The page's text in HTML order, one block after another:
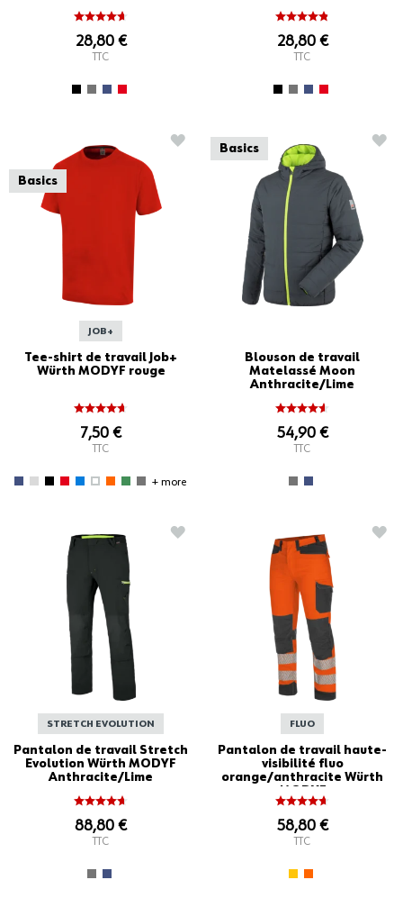
28,80 €
TTC
28,80 €
TTC
Basics
JOB+
Tee-shirt de travail Job+
Würth MODYF rouge
7,50 €
TTC
+ more
AJOUTER À LA LISTE D'ACHATS
Basics
Blouson de travail
Matelassé Moon
Anthracite/Lime
54,90 €
TTC
STRETCH EVOLUTION
Pantalon de travail Stretch
Evolution Würth MODYF
Anthracite/Lime
88,80 €
TTC
AJOUTER À LA LISTE D'ACHATS
FLUO
Pantalon de travail haute-
visibilité fluo
orange/anthracite Würth
MODYF
58,80 €
TTC